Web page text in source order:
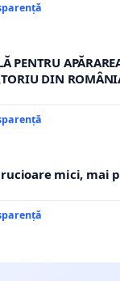
PENTRU
DIN
mici, mai